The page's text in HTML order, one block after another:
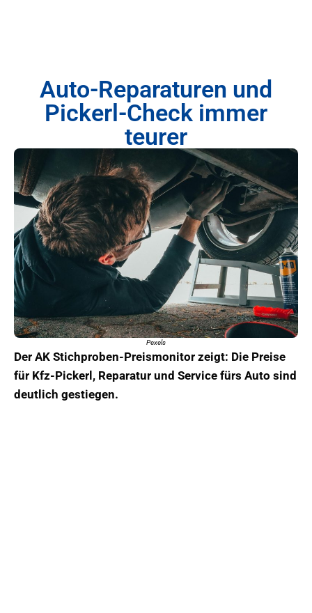
Auto-Reparaturen und
Pickerl-Check immer
teurer
Pexels
Der AK Stichproben-Preismonitor zeigt: Die Preise
für Kfz-Pickerl, Reparatur und Service fürs Auto sind
deutlich gestiegen.